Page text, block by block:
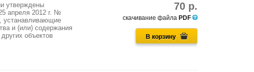
70 р.
скачивание файла PDF
В корзину
утверждены
апреля 2012 г. №
устанавливающие
и (или) содержания
объектов